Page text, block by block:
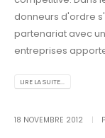
donneurs d'ordre
partenariat avec
entreprises
LIRE LA SUITE...
18 NOVEMBRE 2012